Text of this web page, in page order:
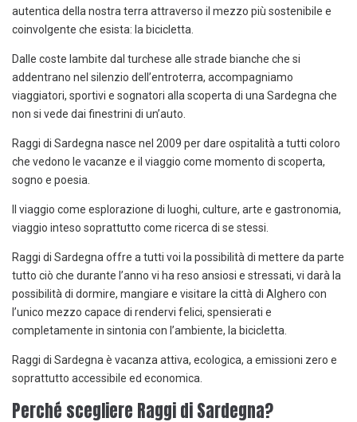
autentica della nostra terra attraverso il mezzo più sostenibile e
coinvolgente che esista: la bicicletta.
Dalle coste lambite dal turchese alle strade bianche che si
addentrano nel silenzio dell’entroterra, accompagniamo
viaggiatori, sportivi e sognatori alla scoperta di una Sardegna che
non si vede dai finestrini di un’auto.
Raggi di Sardegna nasce nel 2009 per dare ospitalità a tutti coloro
che vedono le vacanze e il viaggio come momento di scoperta,
sogno e poesia.
Il viaggio come esplorazione di luoghi, culture, arte e gastronomia,
viaggio inteso soprattutto come ricerca di se stessi.
Raggi di Sardegna offre a tutti voi la possibilità di mettere da parte
tutto ciò che durante l’anno vi ha reso ansiosi e stressati, vi darà la
possibilità di dormire, mangiare e visitare la città di Alghero con
l’unico mezzo capace di rendervi felici, spensierati e
completamente in sintonia con l’ambiente, la bicicletta.
Raggi di Sardegna è vacanza attiva, ecologica, a emissioni zero e
soprattutto accessibile ed economica.
Perché scegliere Raggi di Sardegna?